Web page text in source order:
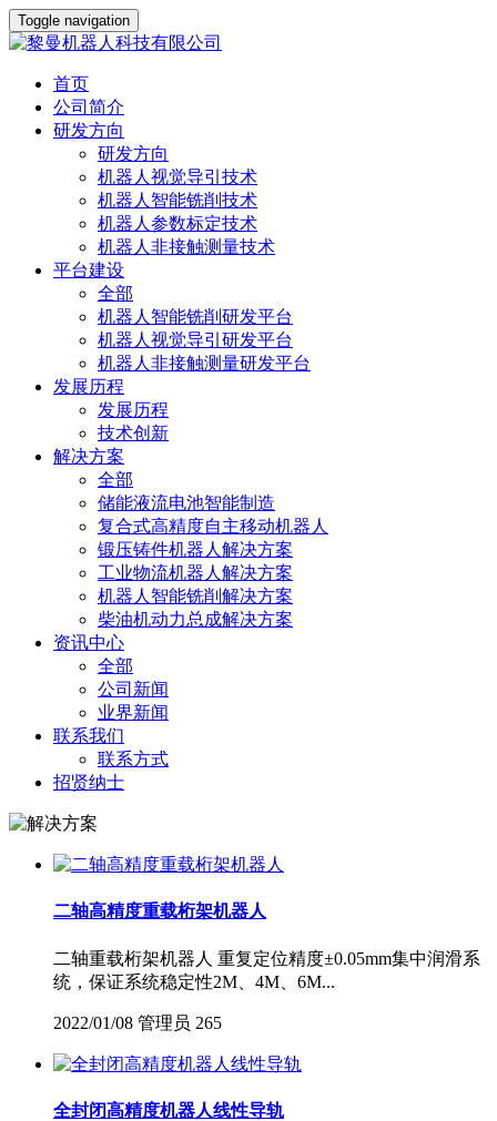
Toggle navigation
首页
公司简介
研发方向
研发方向
机器人视觉导引技术
机器人智能铣削技术
机器人参数标定技术
机器人非接触测量技术
平台建设
全部
机器人智能铣削研发平台
机器人视觉导引研发平台
机器人非接触测量研发平台
发展历程
发展历程
技术创新
解决方案
全部
储能液流电池智能制造
复合式高精度自主移动机器人
锻压铸件机器人解决方案
工业物流机器人解决方案
机器人智能铣削解决方案
柴油机动力总成解决方案
资讯中心
全部
公司新闻
业界新闻
联系我们
联系方式
招贤纳士
二轴高精度重载桁架机器人
二轴重载桁架机器人 重复定位精度±0.05mm集中润滑系
统，保证系统稳定性2M、4M、6M...
2022/01/08 管理员 265
全封闭高精度机器人线性导轨